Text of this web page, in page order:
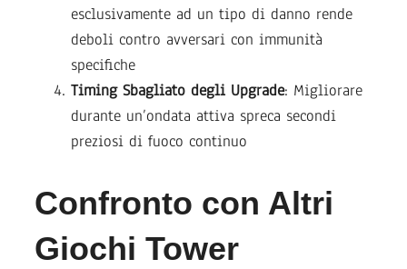
esclusivamente ad un tipo di danno rende
deboli contro avversari con immunità
specifiche
Timing Sbagliato degli Upgrade: Migliorare
durante un’ondata attiva spreca secondi
preziosi di fuoco continuo
Confronto con Altri
Giochi Tower